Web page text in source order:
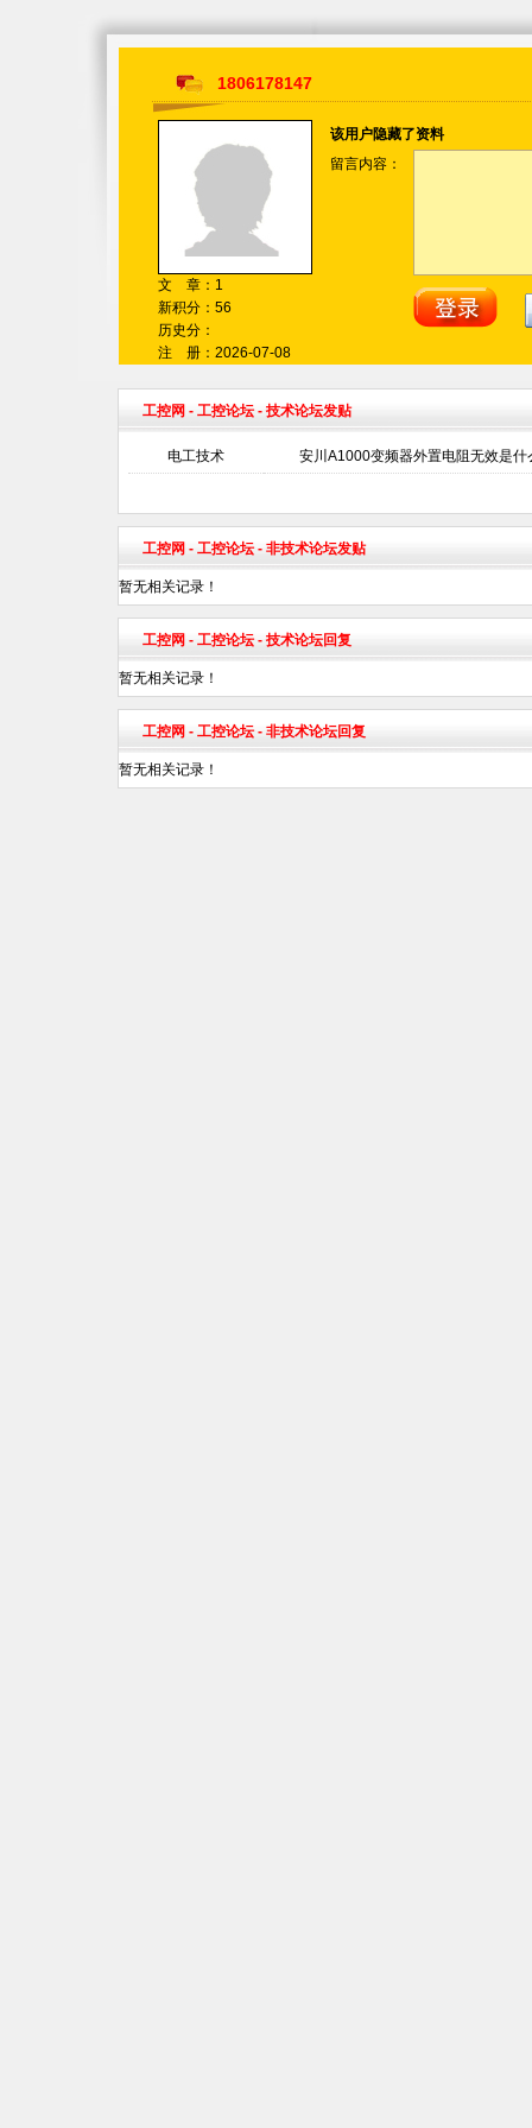
1806178147
文 章：1
新积分：56
历史分：
注 册：2026-07-08
该用户隐藏了资料
留言内容：
工控网 - 工控论坛- 技术论坛发贴
电工技术 安川A1000变频器外置电阻无效是什
工控网 - 工控论坛- 非技术论坛发贴
暂无相关记录！
工控网 - 工控论坛- 技术论坛回复
暂无相关记录！
工控网 - 工控论坛- 非技术论坛回复
暂无相关记录！